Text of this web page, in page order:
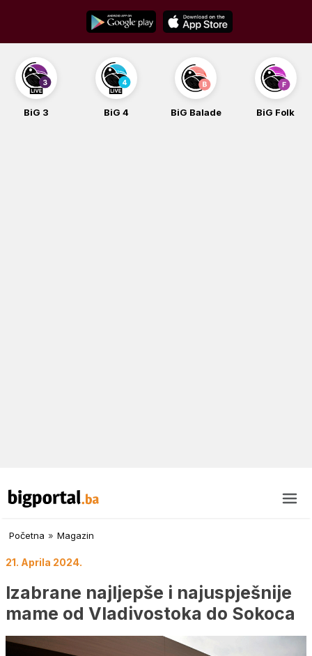
content
BiG 3 BiG 4 BiG Balade BiG Folk
Početna » Magazin
21. Aprila 2024.
Izabrane najljepše i najuspješnije
mame od Vladivostoka do Sokoca